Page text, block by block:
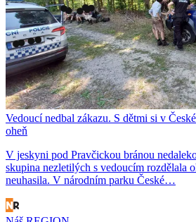
Vedoucí nedbal zákazu. S dětmi si v
oheň
V jeskyni pod Pravčickou bránou
skupina nezletilých s vedoucím rozdělala
neuhasila. V národním parku České…